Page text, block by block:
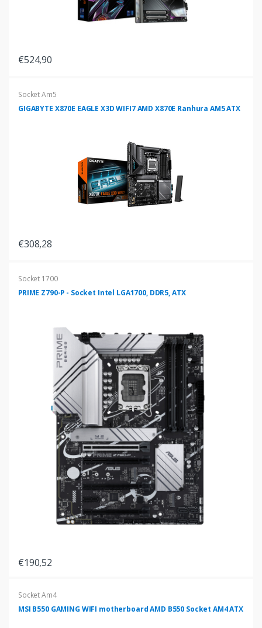
€524,90
Socket Am5
GIGABYTE X870E EAGLE X3D WIFI7 AMD X870E Ranhura AM5 ATX
€308,28
Socket 1700
PRIME Z790-P - Socket Intel LGA1700, DDR5, ATX
€190,52
Socket Am4
MSI B550 GAMING WIFI motherboard AMD B550 Socket AM4 ATX